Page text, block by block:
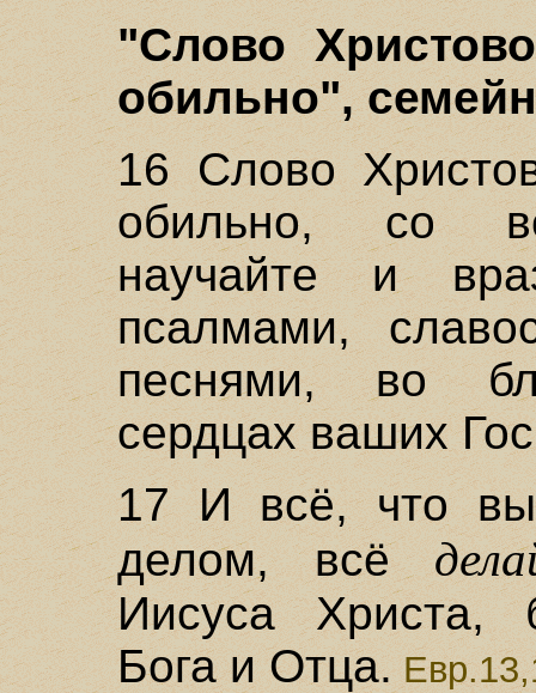
"Слово
обильно",
16 Слово
обильно, со
научайте и
псалмами,
песнями, во
сердцах ваших
17 И всё, что
делом, всё
Иисуса Христа,
Бога и Отца.